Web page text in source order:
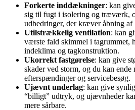
Forkerte inddækninger: kan
sig til fugt i isolering og træværk,
udbedringer, der kræver åbning af
Utilstrækkelig ventilation: kan
værste fald skimmel i tagrummet,
indeklima og tagkonstruktion.
Ukorrekt fastgørelse: kan give
skader ved storm, og du kan ende
efterspændinger og servicebesøg.
Ujævnt underlag: kan give
“billigt” udtryk, og ujævnheder
mere sårbare.